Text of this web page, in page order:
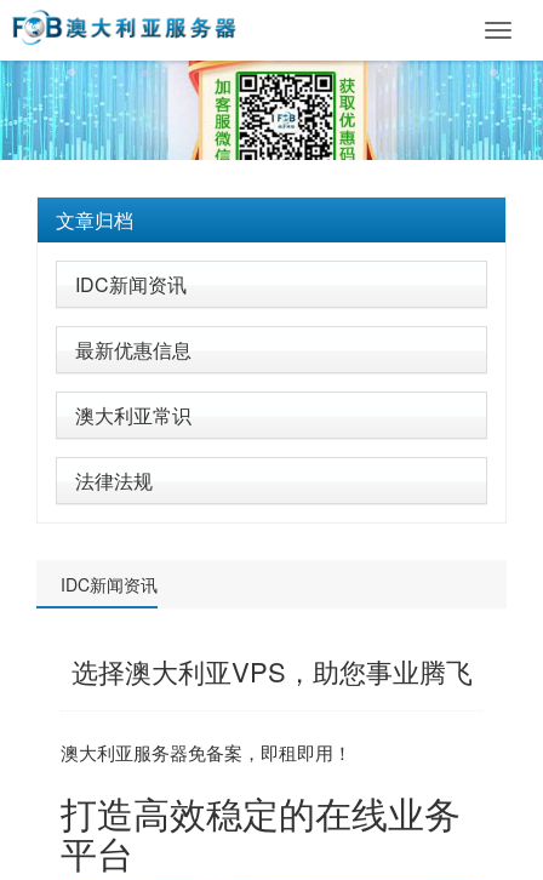
文章归档
IDC新闻资讯
最新优惠信息
澳大利亚常识
法律法规
IDC新闻资讯
选择澳大利亚VPS，助您事业腾飞
澳大利亚服务器免备案，即租即用！
打造高效稳定的在线业务
平台